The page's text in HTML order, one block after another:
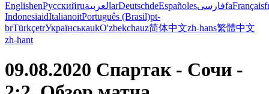
EnglishenРусскийruالعربية arDeutschdeEspañolesفارسیfaFrançais
IndonesiaidItalianoitPortuguês (Brasil)pt-
brTürkçetrУкраїнськаukO'zbekchauz简体中文zh-hans繁體中文
zh-hant
09.08.2020 Спартак - Сочи -